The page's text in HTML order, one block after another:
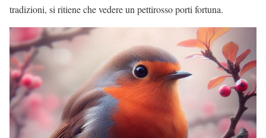
tradizioni, si ritiene che vedere un pettirosso porti fortuna.